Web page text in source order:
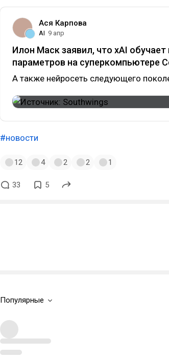
Ася Карпова
AI 9 апр
Илон Маск заявил, что xAI
параметров на суперкомпьютере
А также нейросеть следующего
#новости
12 4 2 2 1
33 5
Популярные